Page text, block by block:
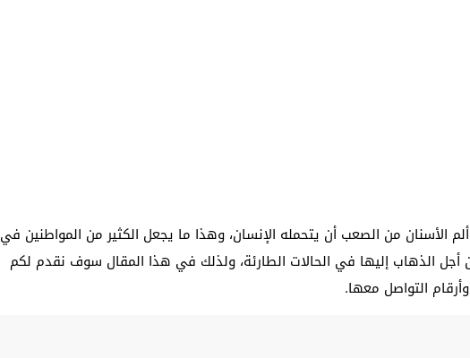
الأسنان من الصعب أن يتحمله الإنسان، وهذا ما يجعل الكثير من المواطنين في
في معرفة عيادة اسنان ٢٤ ساعة، من أجل الذهاب إليها في الحالات الطارئة، ولذلك في هذا المقال سوف نقدم لكم
التواصل معها.